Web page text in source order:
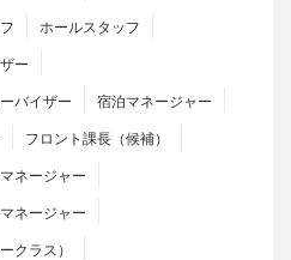
ホールスタッフ
ー
バイザー
宿泊マネージャー
フロント課長（候補）
ネージャー
ネージャー
クラス）